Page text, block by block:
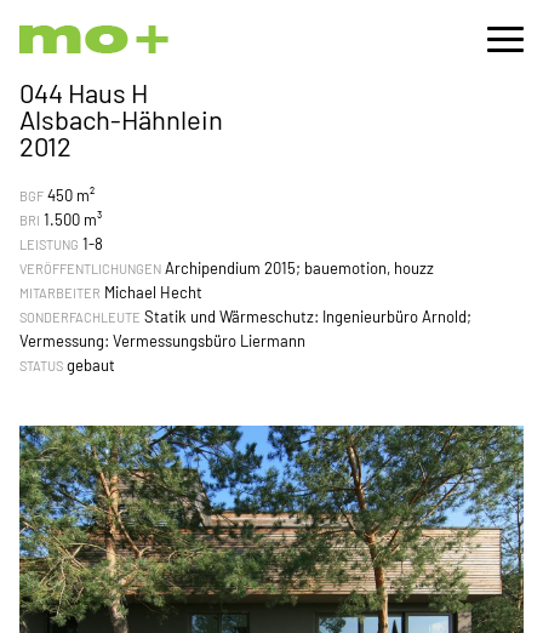
044 Haus H
Alsbach-Hähnlein
2012
BGF 450 m²
BRI 1.500 m³
LEISTUNG 1-8
VERÖFFENTLICHUNGEN Archipendium 2015; bauemotion, houzz
MITARBEITER Michael Hecht
SONDERFACHLEUTE Statik und Wärmeschutz: Ingenieurbüro Arnold;
Vermessung: Vermessungsbüro Liermann
STATUS gebaut